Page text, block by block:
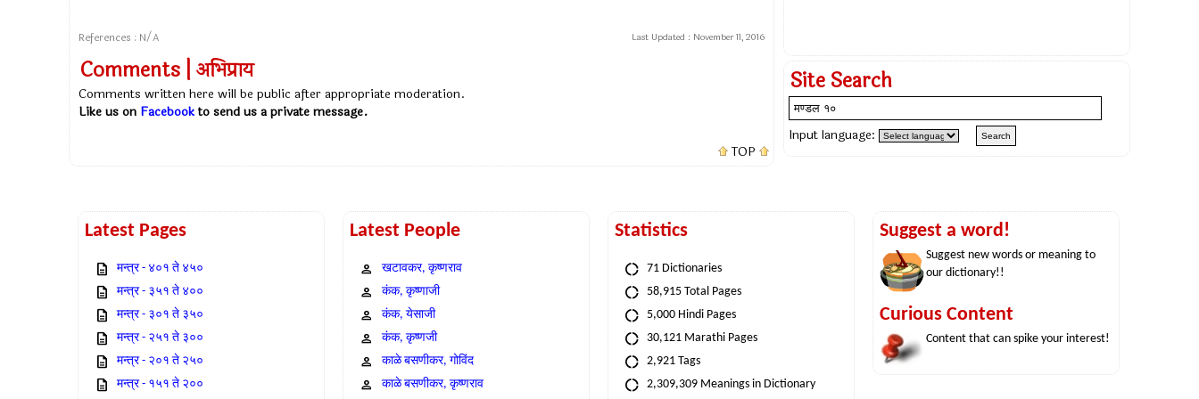
References : N/A Last Updated : November 11, 2016
Comments | अभिप्राय
Comments written here will be public after appropriate moderation.
Like us on Facebookto send us a private message.
TOP
Site Search
Input language:
Latest Pages
मन्त्र - ४०१ ते ४५०
मन्त्र - ३५१ ते ४००
मन्त्र - ३०१ ते ३५०
मन्त्र - २५१ ते ३००
मन्त्र - २०१ ते २५०
मन्त्र - १५१ ते २००
Latest People
खटावकर, कृष्णराव
कंक, कृष्णाजी
कंक, येसाजी
कंक, कृष्णजी
काळे बसणीकर, गोविंद
काळे बसणीकर, कृष्णराव
Statistics
71 Dictionaries
58,915 Total Pages
5,000 Hindi Pages
30,121 Marathi Pages
2,921 Tags
2,309,309 Meanings in Dictionary
Suggest a word!
Suggest new words or meaning to
our dictionary!!
Curious Content
Content that can spike your interest!